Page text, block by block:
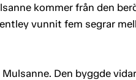
kommer från den
vunnit fem segrar
Den byggde